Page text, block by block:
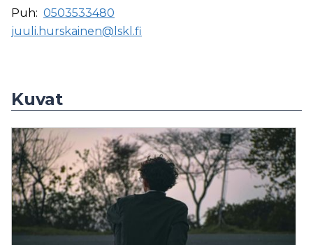
Puh: 0503533480
juuli.hurskainen@lskl.fi
Kuvat